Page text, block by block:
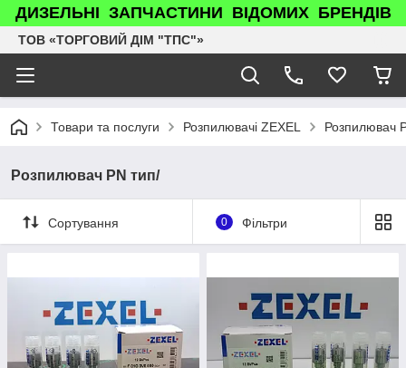
ДИЗЕЛЬНІ ЗАПЧАСТИНИ ВІДОМИХ БРЕНДІВ
ТОВ «ТОРГОВИЙ ДІМ "ТПС"»
Товари та послуги Розпилювачі ZEXEL Розпилювач
Розпилювач PN тип/
Сортування 0 Фільтри